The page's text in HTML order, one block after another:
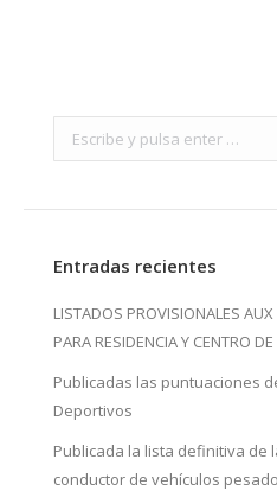
Search:
Entradas recientes
LISTADOS PROVISIONALES
PARA RESIDENCIA Y CENTRO
Publicadas las puntuaciones
Deportivos
Publicada la lista definitiva de
conductor de vehículos